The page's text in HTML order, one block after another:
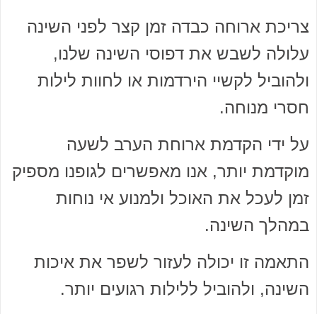
צריכת ארוחה כבדה זמן קצר לפני השינה
עלולה לשבש את דפוסי השינה שלנו,
ולהוביל לקשיי הירדמות או לחוות לילות
חסרי מנוחה.
על ידי הקדמת ארוחת הערב לשעה
מוקדמת יותר, אנו מאפשרים לגופנו מספיק
זמן לעכל את האוכל ולמנוע אי נוחות
במהלך השינה.
התאמה זו יכולה לעזור לשפר את איכות
השינה, ולהוביל ללילות רגועים יותר.